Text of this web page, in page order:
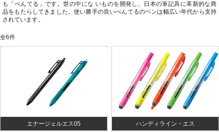
も「ぺんてる」です。世の中にな いものを開発し、日本の筆記具に革新的な商
品をもたらしてきました。使い勝手の良いぺんてるのペンは幅広い年代から支持
されています。
全6件
エナージェルエス05 ハンディライン・エス